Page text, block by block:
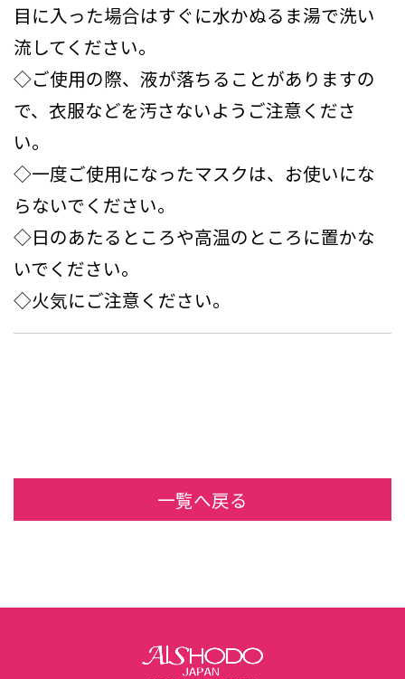
目に入った場合はすぐに水かぬるま湯で洗い
流してください。
◇ご使用の際、液が落ちることがありますの
で、衣服などを汚さないようご注意くださ
い。
◇一度ご使用になったマスクは、お使いにな
らないでください。
◇日のあたるところや高温のところに置かな
いでください。
◇火気にご注意ください。
一覧へ戻る